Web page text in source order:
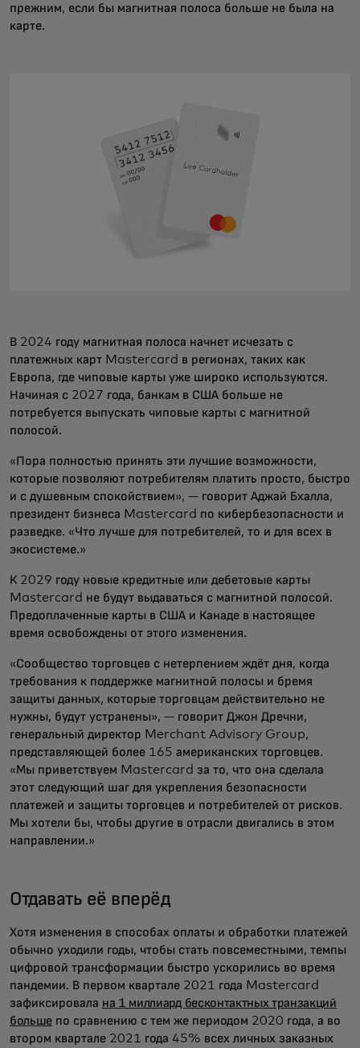
прежним, если бы магнитная полоса больше не была на
карте.
В 2024 году магнитная полоса начнет исчезать с
платежных карт Mastercard в регионах, таких как
Европа, где чиповые карты уже широко используются.
Начиная с 2027 года, банкам в США больше не
потребуется выпускать чиповые карты с магнитной
полосой.
«Пора полностью принять эти лучшие возможности,
которые позволяют потребителям платить просто, быстро
и с душевным спокойствием», — говорит Аджай Бхалла,
президент бизнеса Mastercard по кибербезопасности и
разведке. «Что лучше для потребителей, то и для всех в
экосистеме.»
К 2029 году новые кредитные или дебетовые карты
Mastercard не будут выдаваться с магнитной полосой.
Предоплаченные карты в США и Канаде в настоящее
время освобождены от этого изменения.
«Сообщество торговцев с нетерпением ждёт дня, когда
требования к поддержке магнитной полосы и бремя
защиты данных, которые торговцам действительно не
нужны, будут устранены», — говорит Джон Дречни,
генеральный директор Merchant Advisory Group,
представляющей более 165 американских торговцев.
«Мы приветствуем Mastercard за то, что она сделала
этот следующий шаг для укрепления безопасности
платежей и защиты торговцев и потребителей от рисков.
Мы хотели бы, чтобы другие в отрасли двигались в этом
направлении.»
Отдавать её вперёд
Хотя изменения в способах оплаты и обработки платежей
обычно уходили годы, чтобы стать повсеместными, темпы
цифровой трансформации быстро ускорились во время
пандемии. В первом квартале 2021 года Mastercard
зафиксировала на 1 миллиард бесконтактных транзакций
больше по сравнению с тем же периодом 2020 года, а во
втором квартале 2021 года 45% всех личных заказных